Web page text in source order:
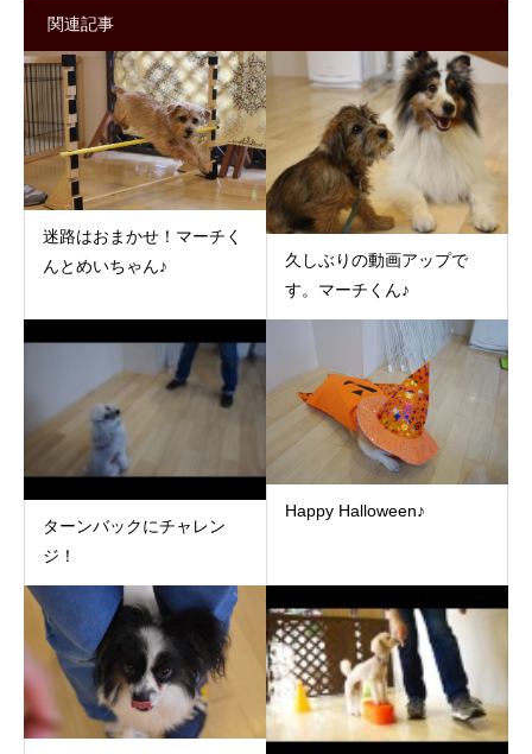
関連記事
迷路はおまかせ！マーチく
んとめいちゃん♪
久しぶりの動画アップで
す。マーチくん♪
ターンバックにチャレン
ジ！
Happy Halloween♪